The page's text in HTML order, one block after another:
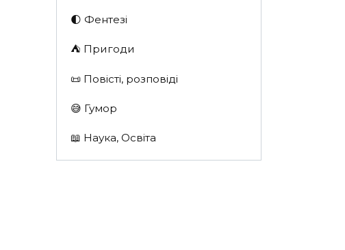
🌓 Фентезі
⛺️ Пригоди
📜 Повісті, розповіді
😅 Гумор
📖 Наука, Освіта